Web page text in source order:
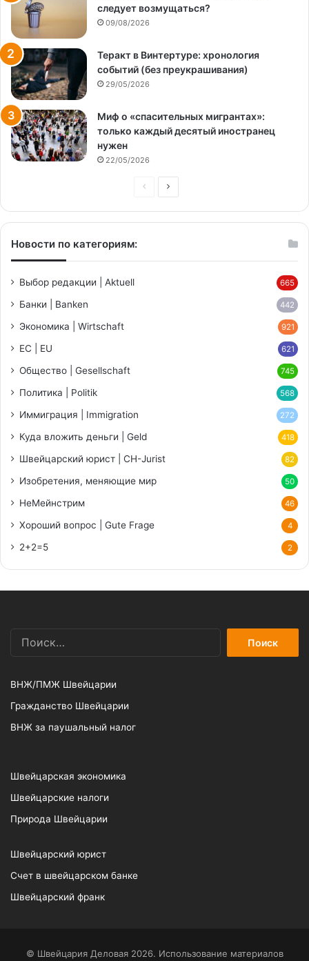
следует возмущаться?
09/08/2026
Теракт в Винтертуре: хронология
событий (без преукрашивания)
29/05/2026
Миф о «спасительных мигрантах»:
только каждый десятый иностранец
нужен
22/05/2026
Предыдущая
Следующая
Новости по категориям:
Выбор редакции | Aktuell 665
Банки | Banken 442
Экономика | Wirtschaft 921
ЕС | EU 621
Общество | Gesellschaft 745
Политика | Politik 568
Иммиграция | Immigration 272
Куда вложить деньги | Geld 418
Швейцарский юрист | CH-Jurist 82
Изобретения, меняющие мир 50
НеМейнстрим 46
Хороший вопрос | Gute Frage 4
2+2=5 2
ВНЖ/ПМЖ Швейцарии
Гражданство Швейцарии
ВНЖ за паушальный налог
Швейцарская экономика
Швейцарские налоги
Природа Швейцарии
Швейцарский юрист
Счет в швейцарском банке
Швейцарский франк
© Швейцария Деловая 2026. Использование материалов